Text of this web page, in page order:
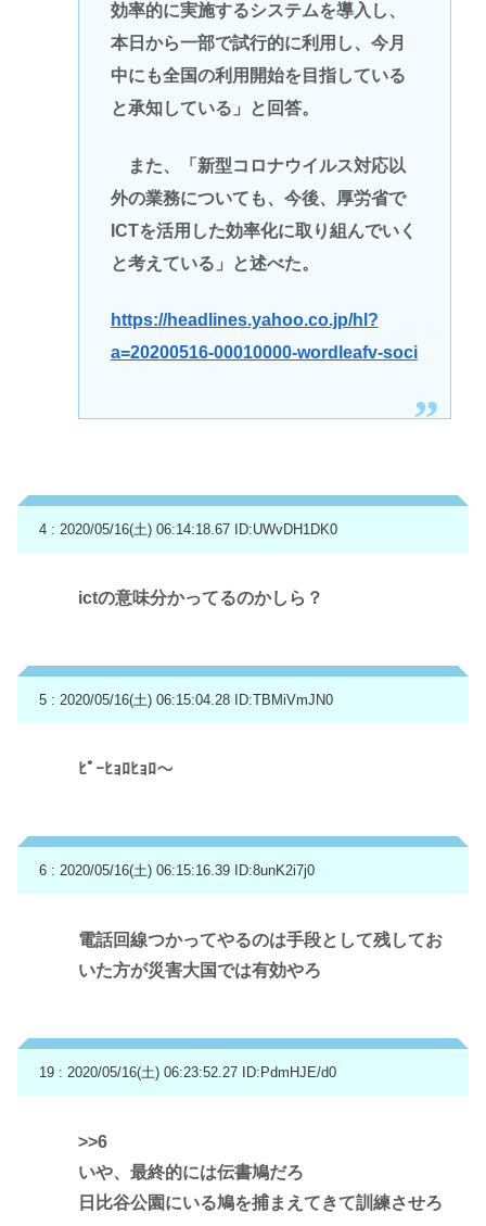
効率的に実施するシステムを導入し、
本日から一部で試行的に利用し、今月
中にも全国の利用開始を目指している
と承知している」と回答。
また、「新型コロナウイルス対応以
外の業務についても、今後、厚労省で
ICTを活用した効率化に取り組んでいく
と考えている」と述べた。
https://headlines.yahoo.co.jp/hl?
a=20200516-00010000-wordleafv-soci
4 : 2020/05/16(土) 06:14:18.67 ID:UWvDH1DK0
ictの意味分かってるのかしら？
5 : 2020/05/16(土) 06:15:04.28 ID:TBMiVmJN0
ﾋﾟｰﾋｮﾛﾋｮﾛ～
6 : 2020/05/16(土) 06:15:16.39 ID:8unK2i7j0
電話回線つかってやるのは手段として残してお
いた方が災害大国では有効やろ
19 : 2020/05/16(土) 06:23:52.27 ID:PdmHJE/d0
>>6
いや、最終的には伝書鳩だろ
日比谷公園にいる鳩を捕まえてきて訓練させろ